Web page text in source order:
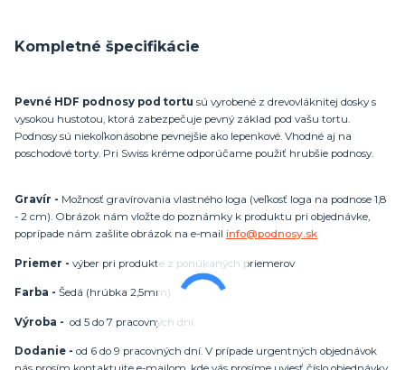
Kompletné špecifikácie
Pevné HDF podnosy pod tortu sú vyrobené z drevovláknitej dosky s
vysokou hustotou, ktorá zabezpečuje pevný základ pod vašu tortu.
Podnosy sú niekoľkonásobne pevnejšie ako lepenkové. Vhodné aj na
poschodové torty. Pri Swiss kréme odporúčame použiť hrubšie podnosy.
Gravír - Možnosť gravírovania vlastného loga (veľkosť loga na podnose 1,8
- 2 cm). Obrázok nám vložte do poznámky k produktu pri objednávke,
poprípade nám zašlite obrázok na e-mail info@podnosy.sk
Priemer - výber pri produkte z ponúkaných priemerov
Farba - Šedá (hrúbka 2,5mm)
Výroba - od 5 do 7 pracovných dní
Dodanie - od 6 do 9 pracovných dní. V prípade urgentných objednávok